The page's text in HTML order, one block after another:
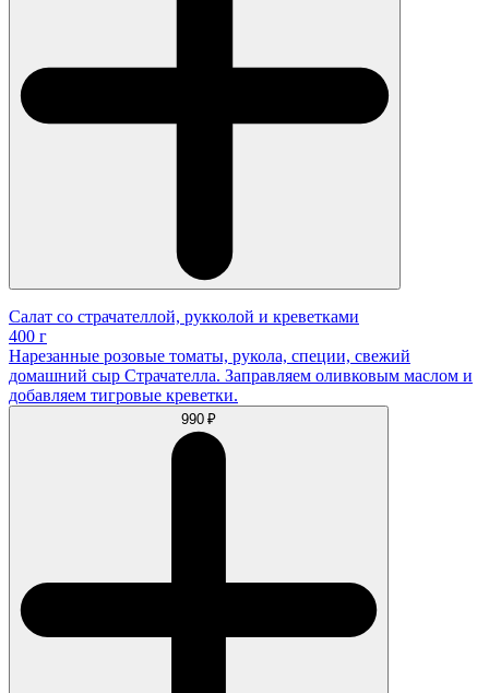
Салат со страчателлой, рукколой и креветками
400 г
Нарезанные розовые томаты, рукола, специи, свежий
домашний сыр Страчателла. Заправляем оливковым маслом и
добавляем тигровые креветки.
990 ₽